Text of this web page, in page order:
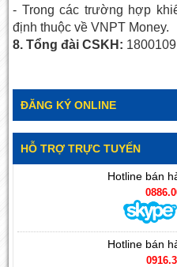
- Trong các trường hợp
định thuộc về VNPT Money.
8. Tổng đài CSKH:
ĐĂNG KÝ ONLINE
HỖ TRỢ TRỰC TUYẾN
Hotline bán
Hotline bán